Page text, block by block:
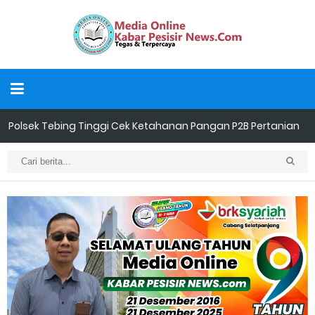
Polsek Tebing Tinggi Cek Ketahanan Pangan P2B Pertanian
Danposal Selatpanjang BersamaPersonel Pos TNI Angkatan
Laut (Posal) Selatpanjang melaksanakan kegiatan sosial
berupa pengecatan dua unit rumah warga di kawasan
nelayan